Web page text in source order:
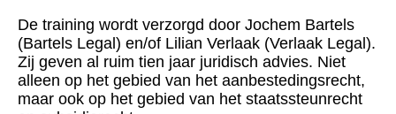
De training wordt verzorgd door Jochem Bartels
(Bartels Legal) en/of Lilian Verlaak (Verlaak Legal).
Zij geven al ruim tien jaar juridisch advies. Niet
alleen op het gebied van het aanbestedingsrecht,
maar ook op het gebied van het staatssteunrecht